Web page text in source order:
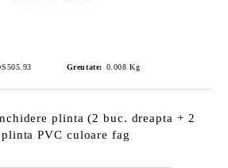
Greutate: 0.008 Kg
plinta (2 buc. dreapta + 2
PVC culoare fag